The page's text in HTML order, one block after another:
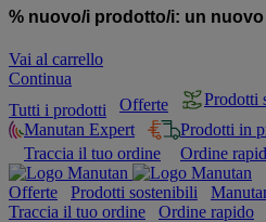
% nuovo/i prodotto/i: un
Vai al carrello
Continua
Tutti i prodotti
Offerte
Prodotti
Manutan Expert
Prodotti in
Traccia il tuo ordine
Ordine
Offerte Prodotti sostenibili
Traccia il tuo ordine
Ordine rapido